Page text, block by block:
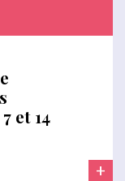
et 14
+